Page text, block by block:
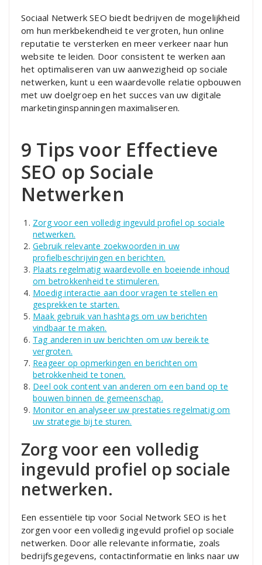
Sociaal Netwerk SEO biedt bedrijven de mogelijkheid
om hun merkbekendheid te vergroten, hun online
reputatie te versterken en meer verkeer naar hun
website te leiden. Door consistent te werken aan
het optimaliseren van uw aanwezigheid op sociale
netwerken, kunt u een waardevolle relatie opbouwen
met uw doelgroep en het succes van uw digitale
marketinginspanningen maximaliseren.
9 Tips voor Effectieve
SEO op Sociale
Netwerken
Zorg voor een volledig ingevuld profiel op sociale
netwerken.
Gebruik relevante zoekwoorden in uw
profielbeschrijvingen en berichten.
Plaats regelmatig waardevolle en boeiende inhoud
om betrokkenheid te stimuleren.
Moedig interactie aan door vragen te stellen en
gesprekken te starten.
Maak gebruik van hashtags om uw berichten
vindbaar te maken.
Tag anderen in uw berichten om uw bereik te
vergroten.
Reageer op opmerkingen en berichten om
betrokkenheid te tonen.
Deel ook content van anderen om een band op te
bouwen binnen de gemeenschap.
Monitor en analyseer uw prestaties regelmatig om
uw strategie bij te sturen.
Zorg voor een volledig
ingevuld profiel op sociale
netwerken.
Een essentiële tip voor Social Network SEO is het
zorgen voor een volledig ingevuld profiel op sociale
netwerken. Door alle relevante informatie, zoals
bedrijfsgegevens, contactinformatie en links naar uw